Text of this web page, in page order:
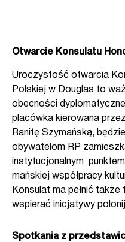
Otwarcie Konsulatu
Uroczystość otwarcia
Polskiej w Douglas to
obecności
placówka kierowana
Ranitę Szymańską,
obywatelom RP
instytucjonalnym
mańskiej współpracy
Konsulat ma pełnić
wspierać inicjatywy
Spotkania z